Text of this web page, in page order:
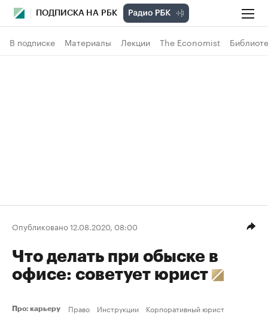
ПОДПИСКА НА РБК
В подписке Материалы Лекции The Economist
Опубликовано 12.08.2020, 08:00
Что делать при обыске в
офисе: советует юрист
Про: карьеру Право Инструкции Корпоративный юрист